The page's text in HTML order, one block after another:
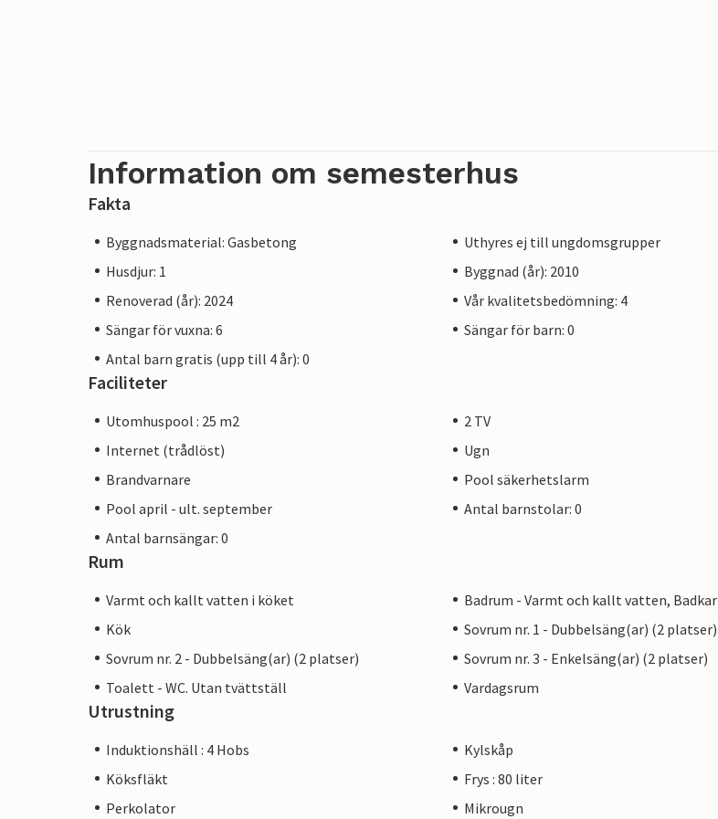
Information om semesterhus
Fakta
Byggnadsmaterial: Gasbetong
Uthyres ej till ungdomsgrupper
Husdjur: 1
Byggnad (år): 2010
Renoverad (år): 2024
Vår kvalitetsbedömning: 4
Sängar för vuxna: 6
Sängar för barn: 0
Antal barn gratis (upp till 4 år): 0
Faciliteter
Utomhuspool : 25 m2
2 TV
Internet (trådlöst)
Ugn
Brandvarnare
Pool säkerhetslarm
Pool april - ult. september
Antal barnstolar: 0
Antal barnsängar: 0
Rum
Varmt och kallt vatten i köket
Badrum - Varmt och kallt vatten, Badkar
Kök
Sovrum nr. 1 - Dubbelsäng(ar) (2 platser)
Sovrum nr. 2 - Dubbelsäng(ar) (2 platser)
Sovrum nr. 3 - Enkelsäng(ar) (2 platser)
Toalett - WC. Utan tvättställ
Vardagsrum
Utrustning
Induktionshäll : 4 Hobs
Kylskåp
Köksfläkt
Frys : 80 liter
Perkolator
Mikrougn